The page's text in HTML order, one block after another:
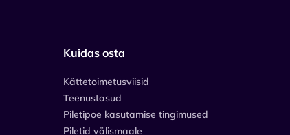
Kuidas osta
Kättetoimetusviisid
Teenustasud
Piletipoe kasutamise tingimused
Piletid välismaale